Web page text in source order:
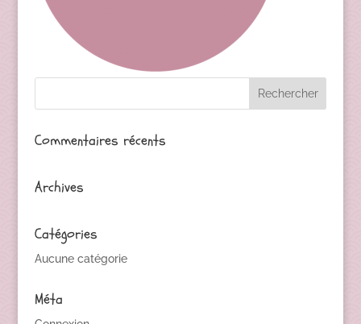
Commentaires récents
Archives
Catégories
Aucune catégorie
Méta